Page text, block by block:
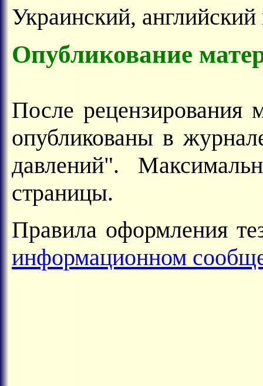
Украинский,
Опубликование
После рецензирования
опубликованы в
давлений".
страницы.
Правила оформления
информационном